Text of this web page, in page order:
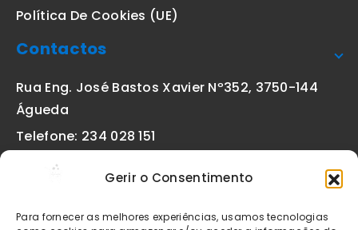
Gerir o Consentimento
Para fornecer as melhores experiências, usamos tecnologias
Política De Cookies (UE)
Contactos
Rua Eng. José Bastos Xavier Nº352, 3750-144
Águeda
Telefone: 234 028 151
geral@etiquetas-online.pt